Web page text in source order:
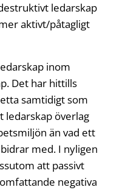
ledarskap
aktivt/påtagligt
inom
Det har hittills
samtidigt som
överlag
än vad ett
med. I nyligen
att passivt
negativa